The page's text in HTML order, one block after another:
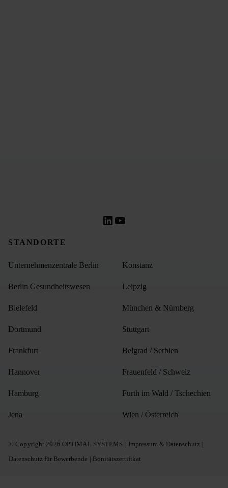
LinkedIn
YouTube
STANDORTE
Unternehmenzentrale Berlin
Berlin Gesundheitswesen
Bielefeld
Dortmund
Frankfurt
Hannover
Hamburg
Jena
Konstanz
Leipzig
München & Nürnberg
Stuttgart
Belgrad / Serbien
Frauenfeld / Schweiz
Furth im Wald / Tschechien
Wien / Österreich
©Copyright 2026 OPTIMAL SYSTEMS
Impressum & Datenschutz
Datenschutz für Bewerbende
Bonitätszertifikat